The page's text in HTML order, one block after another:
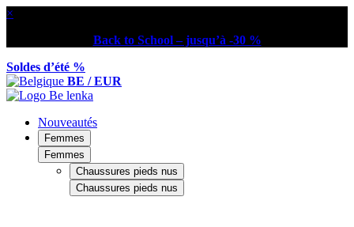
×
Back to School – jusqu’à -30 %
Soldes d’été %
BE / EUR
Nouveautés
Femmes
Femmes
Chaussures pieds nus
Chaussures pieds nus